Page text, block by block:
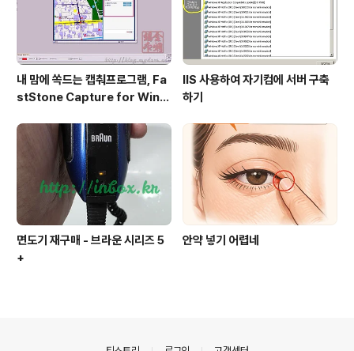
내 맘에 쏙드는 캡춰프로그램, Fa
stStone Capture for Wind
IIS 사용하여 자기컴에 서버 구축
하기
면도기 재구매 - 브라운 시리즈 5
+
안약 넣기 어렵네